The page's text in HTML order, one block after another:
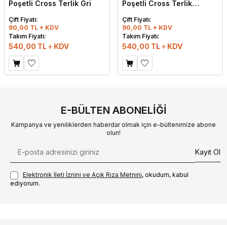
Poşetli Cross Terlik Gri
Çift Fiyatı:
90,00 TL + KDV
Takım Fiyatı:
540,00 TL KDV
Poşetli Cross Terlik
Çift Fiyatı:
90,00 TL + KDV
Takım Fiyatı:
540,00 TL KDV
E-BÜLTEN ABONELIĞI
Kampanya ve yeniliklerden haberdar olmak için e-bültenimize abone
olun!
Kayıt Ol
Elektronik İleti İzni‌ni ve Açık Rıza Metni‌ni, okudum, kabul
ediyorum.